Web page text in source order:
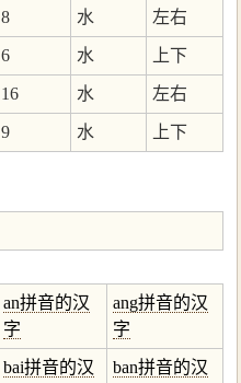
8 水 左右
6 水 上下
16 水 左右
9 水 上下
an拼音的汉
字
ang拼音的汉
字
bai拼音的汉
ban拼音的汉